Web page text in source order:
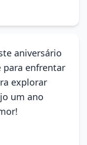
aniversário
para enfrentar
explorar
um ano